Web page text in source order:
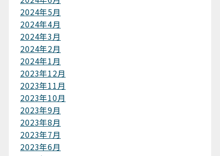
2024年5月
2024年4月
2024年3月
2024年2月
2024年1月
2023年12月
2023年11月
2023年10月
2023年9月
2023年8月
2023年7月
2023年6月